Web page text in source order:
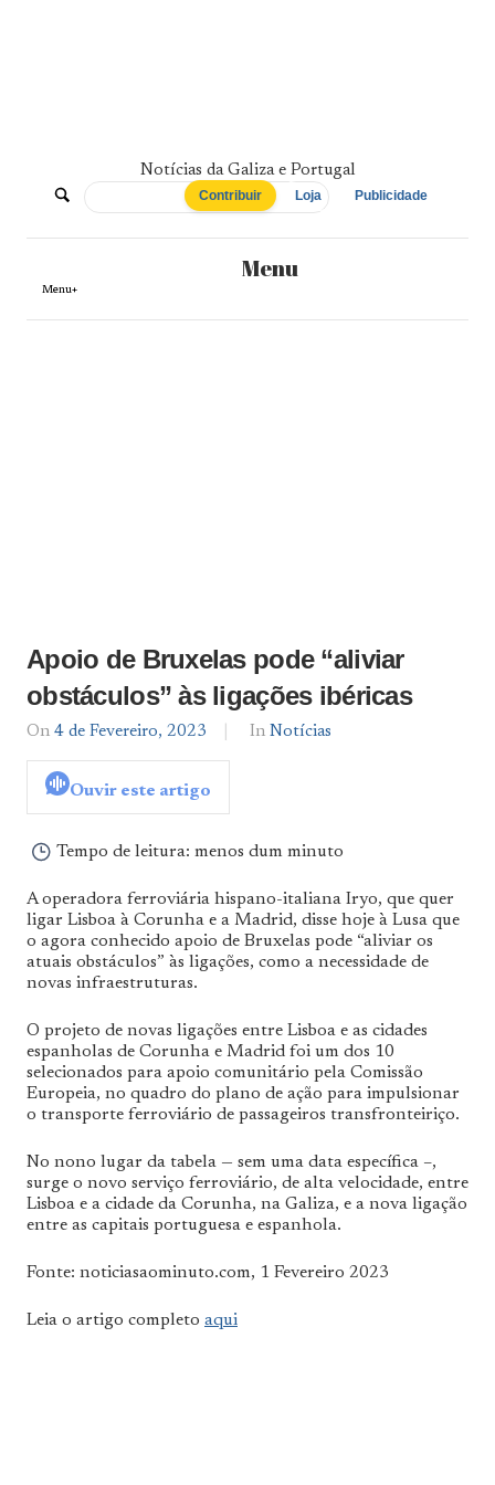
De
Norte
a
Notícias da Galiza e Portugal
Contribuir Loja Publicidade
Menu
Menu+
Apoio de Bruxelas pode “aliviar
obstáculos” às ligações ibéricas
On 4 de Fevereiro, 2023
By
In Notícias
Ouvir este artigo
Tempo de leitura: menos dum minuto
A operadora ferroviária hispano-italiana Iryo, que quer
ligar Lisboa à Corunha e a Madrid, disse hoje à Lusa que
o agora conhecido apoio de Bruxelas pode “aliviar os
atuais obstáculos” às ligações, como a necessidade de
novas infraestruturas.
O projeto de novas ligações entre Lisboa e as cidades
espanholas de Corunha e Madrid foi um dos 10
selecionados para apoio comunitário pela Comissão
Europeia, no quadro do plano de ação para impulsionar
o transporte ferroviário de passageiros transfronteiriço.
No nono lugar da tabela — sem uma data específica –,
surge o novo serviço ferroviário, de alta velocidade, entre
Lisboa e a cidade da Corunha, na Galiza, e a nova ligação
entre as capitais portuguesa e espanhola.
Fonte: noticiasaominuto.com, 1 Fevereiro 2023
Leia o artigo completo aqui